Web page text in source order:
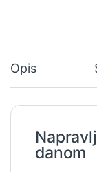
Opis
danom